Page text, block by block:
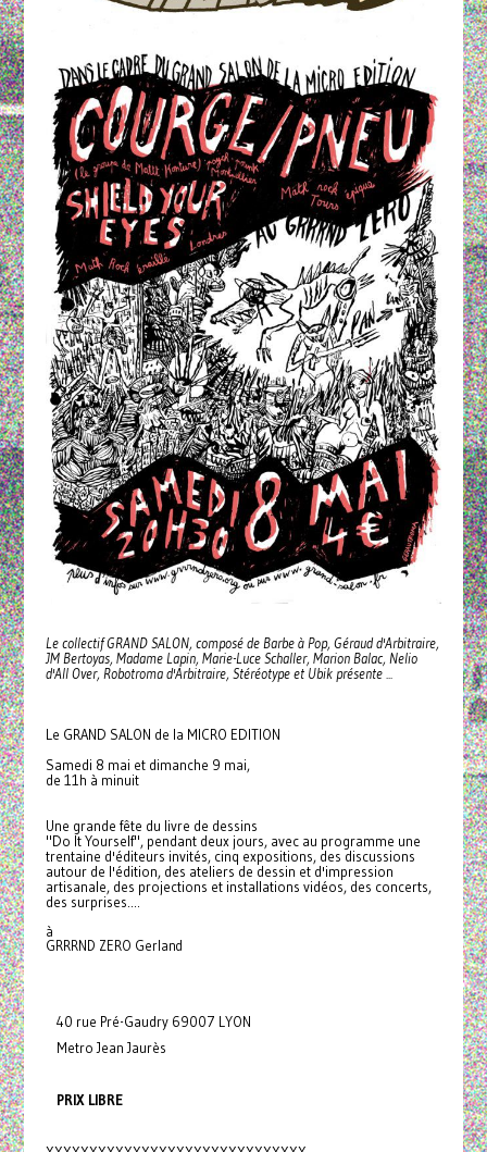
Le collectif GRAND SALON, composé de Barbe à Pop, Géraud d'Arbitraire,
JM Bertoyas, Madame Lapin, Marie-Luce Schaller, Marion Balac, Nelio
d'All Over, Robotroma d'Arbitraire, Stéréotype et Ubik présente ...
Le GRAND SALON de la MICRO EDITION
Samedi 8 mai et dimanche 9 mai,
de 11h à minuit
Une grande fête du livre de dessins
"Do It Yourself", pendant deux jours, avec au programme une
trentaine d'éditeurs invités, cinq expositions, des discussions
autour de l'édition, des ateliers de dessin et d'impression
artisanale, des projections et installations vidéos, des concerts,
des surprises....
à
GRRRND ZERO Gerland
40 rue Pré-Gaudry 69007 LYON
Metro Jean Jaurès
PRIX LIBRE